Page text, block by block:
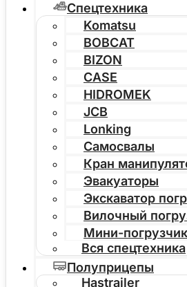
Спецтехника
Komatsu
BOBCAT
BIZON
CASE
HIDROMEK
JCB
Lonking
Самосвалы
Кран
Эвакуаторы
Экскаватор
Вилочный
Мини-погрузчик
Вся спецтехника
Полуприцепы
Hastrailer